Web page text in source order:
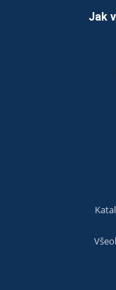
Jak